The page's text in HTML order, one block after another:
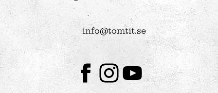
info@tomtit.se